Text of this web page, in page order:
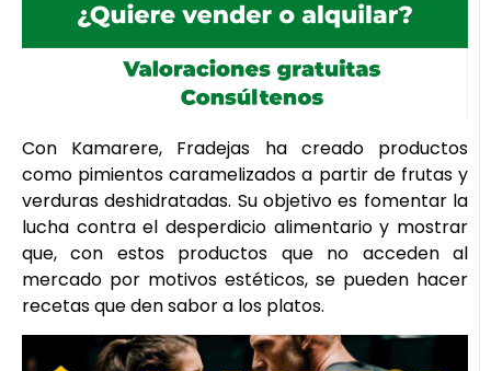
Con Kamarere, Fradejas ha creado productos
como pimientos caramelizados a partir de frutas y
verduras deshidratadas. Su objetivo es fomentar la
lucha contra el desperdicio alimentario y mostrar
que, con estos productos que no acceden al
mercado por motivos estéticos, se pueden hacer
recetas que den sabor a los platos.